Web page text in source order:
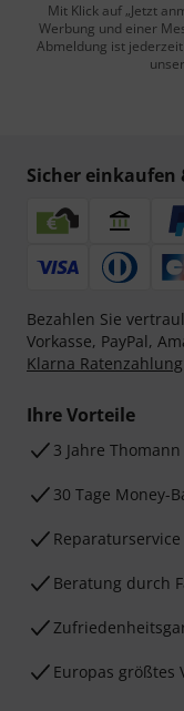
Mit Klick auf „Jetzt
Werbung und einer
Abmeldung ist
Sicher einkaufen
Bezahlen Sie
Vorkasse, PayPal,
Klarna Ratenzahlung
Ihre Vorteile
3 Jahre
30 Tage Money-
Reparaturservice
Beratung durch
Europas größtes